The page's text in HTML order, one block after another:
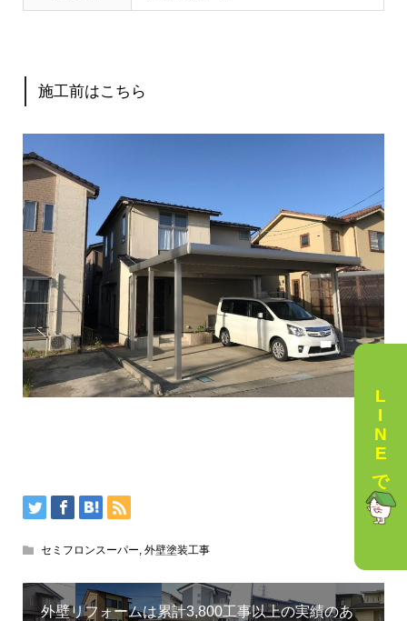
LINEで相談
施工前はこちら
セミフロンスーパー 外壁塗装工事
外壁リフォームは累計3,800工事以上の実績のあ